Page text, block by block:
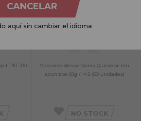
TNT 100
Máscaras descartáveis Quickepil em
spunlace 60g / m2 (50 unidades)
NO STOCK
CANCELAR
aquí sin cambiar el idioma